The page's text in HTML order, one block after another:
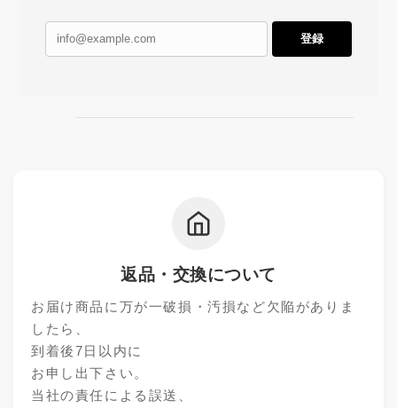
登録
返品・交換について
お届け商品に万が一破損・汚損など欠陥がありま
したら、
到着後7日以内に
お申し出下さい。
当社の責任による誤送、